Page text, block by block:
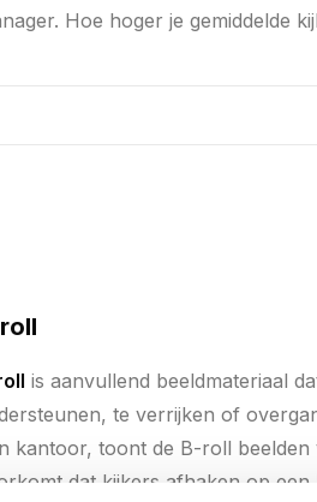
Hoe hoger je gemiddelde
is aanvullend beeldmateriaal
te verrijken of
kantoor, toont de B-roll
dat kijkers afhaken op